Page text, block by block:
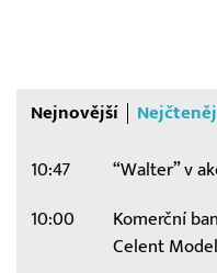
Nejnovější
10:47 “Walter” v
10:00
Komerční
Celent